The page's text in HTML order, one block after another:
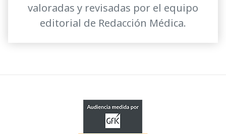
valoradas y revisadas por el equipo
editorial de Redacción Médica.